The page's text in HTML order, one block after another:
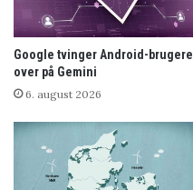
Google tvinger Android-brugere
over på Gemini
6. august 2026